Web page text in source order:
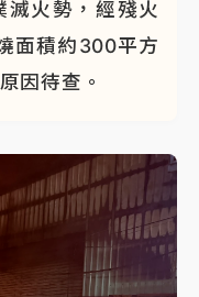
滅火勢，經殘火
面積約300平方
因待查。